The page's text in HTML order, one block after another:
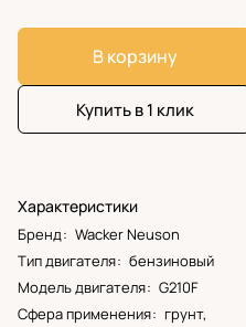
В корзину
Купить в 1 клик
Характеристики
Бренд: Wacker Neuson
Тип двигателя: бензиновый
Модель двигателя: G210F
Сфера применения: грунт,